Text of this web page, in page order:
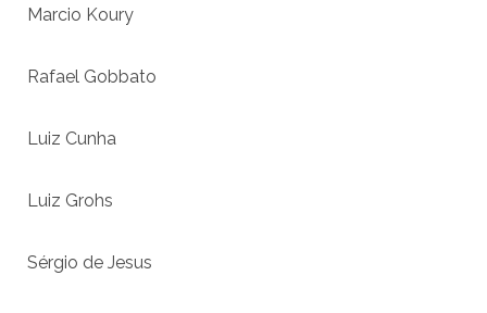
Marcio Koury
Rafael Gobbato
Luiz Cunha
Luiz Grohs
Sérgio de Jesus